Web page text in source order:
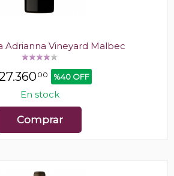
Adrianna Vineyard Malbec
27.36000 %40 OFF
En stock
Comprar